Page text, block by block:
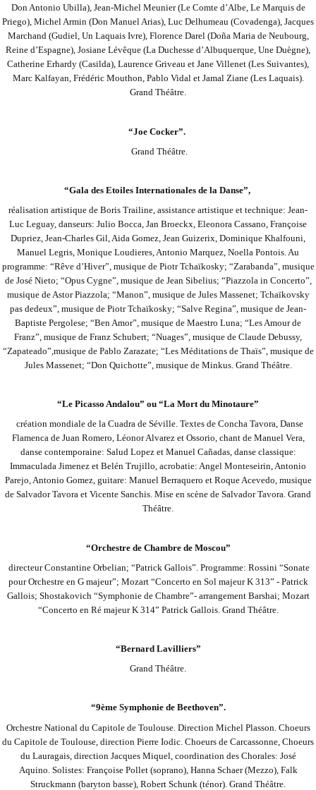
Don Antonio Ubilla), Jean-Michel Meunier (Le Comte d’Albe, Le Marquis de
Priego), Michel Armin (Don Manuel Arias), Luc Delhumeau (Covadenga), Jacques
Marchand (Gudiel,Un Laquais Ivre), Florence Darel (Doña Maria de Neubourg,
Reine d’Espagne), Josiane Lévêque (La Duchesse d’Albuquerque, Une Duègne),
Catherine Erhardy (Casilda), Laurence Griveau et Jane Villenet (Les Suivantes),
Marc Kalfayan, Frédéric Mouthon, Pablo Vidal et JamalZiane (Les Laquais).
Grand Théâtre.
“Joe Cocker”.
Grand Théâtre.
“Gala des Etoiles Internationales de la Danse”,
réalisation artistique de Boris Trailine, assistance artistique et technique: Jean-
Luc Leguay, danseurs: Julio Bocca, Jan Broeckx, Eleonora Cassano, Françoise
Dupriez, Jean-Charles Gil, Aida Gomez, Jean Guizerix, Dominique Khalfouni,
Manuel Legris, Monique Loudieres, Antonio Marquez, Noella Pontois. Au
programme: “Rêve d’Hiver”, musique de Piotr Tchaïkosky; “Zarabanda”, musique
de José Nieto; “Opus Cygne”, musique de Jean Sibelius; “Piazzola in Concerto”,
musique de Astor Piazzola; “Manon”, musique de Jules Massenet; Tchaïkovsky
pas dedeux”, musique de Piotr Tchaïkosky; “Salve Regina”, musique de Jean-
Baptiste Pergolese; “Ben Amor”, musique de Maestro Luna; “Les Amour de
Franz”, musique de Franz Schubert; “Nuages”, musique de Claude Debussy,
“Zapateado”,musique de Pablo Zarazate; “Les Méditations de Thaïs”, musique de
Jules Massenet; “Don Quichotte”, musique de Minkus. Grand Théâtre.
“Le Picasso Andalou” ou “La Mort du Minotaure”
création mondiale de la Cuadra de Séville. Textes de Concha Tavora, Danse
Flamenca de Juan Romero, Léonor Alvarez et Ossorio, chant de Manuel Vera,
danse contemporaine: Salud Lopez et Manuel Cañadas, danse classique:
Immaculada Jimenez et Belén Trujillo, acrobatie: Angel Monteseirin, Antonio
Parejo, Antonio Gomez, guitare: Manuel Berraquero et Roque Acevedo, musique
de Salvador Tavora et Vicente Sanchis. Mise en scène de Salvador Tavora. Grand
Théâtre.
“Orchestre de Chambre de Moscou”
directeur Constantine Orbelian; “Patrick Gallois”. Programme: Rossini “Sonate
pour Orchestre en G majeur”; Mozart “Concerto en Sol majeur K 313” - Patrick
Gallois; Shostakovich “Symphonie de Chambre”- arrangement Barshai; Mozart
“Concerto en Ré majeur K 314” Patrick Gallois. Grand Théâtre.
“Bernard Lavilliers”
Grand Théâtre.
“9ème Symphonie de Beethoven”.
Orchestre National du Capitole de Toulouse. Direction Michel Plasson. Choeurs
du Capitole de Toulouse, direction Pierre Iodic. Choeurs de Carcassonne, Choeurs
du Lauragais, direction Jacques Miquel, coordination des Chorales: José
Aquino. Solistes: Françoise Pollet (soprano), Hanna Schaer (Mezzo), Falk
Struckmann (baryton basse), Robert Schunk (ténor). Grand Théâtre.